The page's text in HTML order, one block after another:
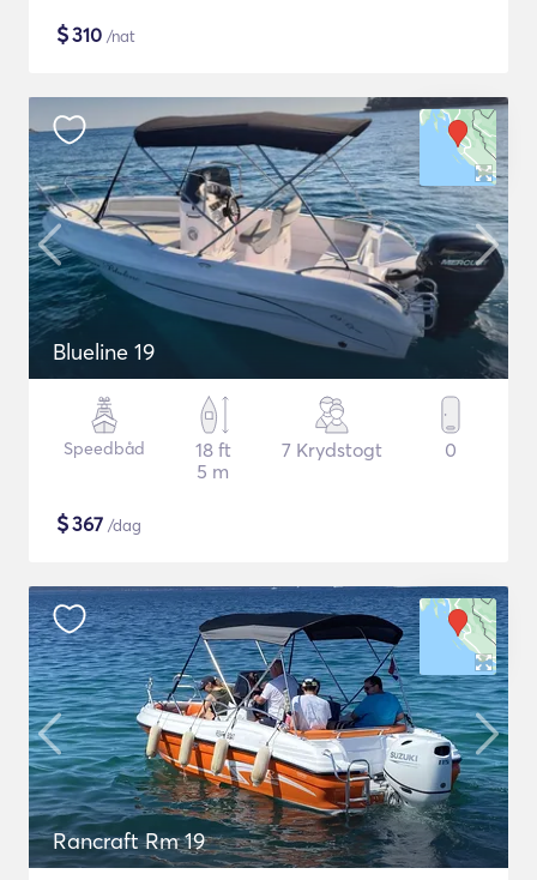
$310 /nat
Blueline 19
Speedbåd
18 ft
5 m
7 Krydstogt 0
$367 /dag
Rancraft Rm 19